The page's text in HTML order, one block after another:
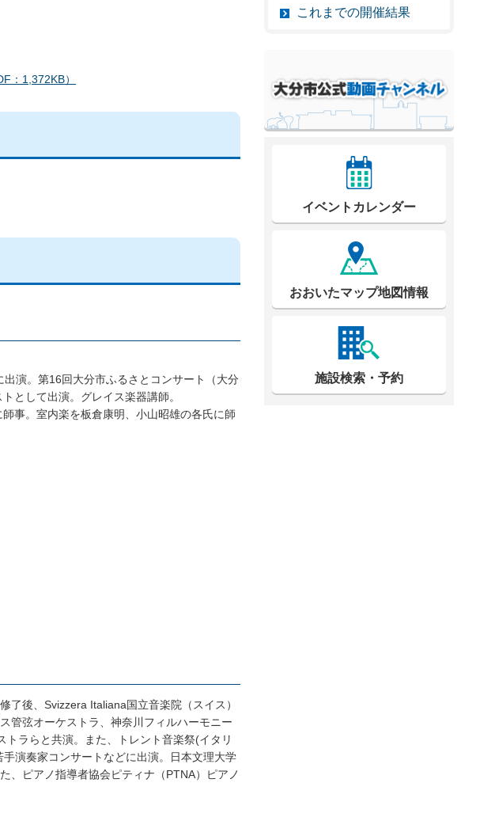
：1,372KB）
演。第16回大分市ふるさとコンサート（大分
として出演。グレイス楽器講師。
事。室内楽を板倉康明、小山昭雄の各氏に師
了後、Svizzera Italiana国立音楽院（スイス）
管弦オーケストラ、神奈川フィルハーモニー
ラらと共演。また、トレント音楽祭(イタリ
演奏家コンサートなどに出演。日本文理大学
、ピアノ指導者協会ピティナ（PTNA）ピアノ
これまでの開催結果
イベントカレンダー
おおいたマップ地図情報
施設検索・予約